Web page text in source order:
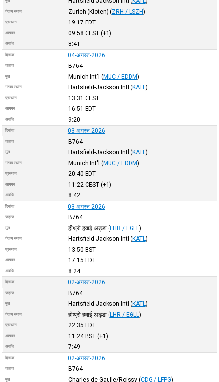
गंतव्य स्थान Zurich (Kloten) (ZRH / LSZH)
प्रस्थान 19:17 EDT
आगमन 09:58 CEST(+1)
अवधि 8:41
दिनांक 04-अगस्त-2026
जहाज B764
मूल Munich Int'l (MUC / EDDM)
गंतव्य स्थान Hartsfield-Jackson Intl (KATL )
प्रस्थान 13:31 CEST
आगमन 16:51 EDT
अवधि 9:20
दिनांक 03-अगस्त-2026
जहाज B764
मूल Hartsfield-Jackson Intl (KATL )
गंतव्य स्थान Munich Int'l (MUC / EDDM)
प्रस्थान 20:40 EDT
आगमन 11:22 CEST(+1)
अवधि 8:42
दिनांक 03-अगस्त-2026
जहाज B764
मूल हीथ्रो हवाई अड्डा (LHR / EGLL )
गंतव्य स्थान Hartsfield-Jackson Intl (KATL )
प्रस्थान 13:50 BST
आगमन 17:15 EDT
अवधि 8:24
दिनांक 02-अगस्त-2026
जहाज B764
मूल Hartsfield-Jackson Intl (KATL )
गंतव्य स्थान हीथ्रो हवाई अड्डा (LHR / EGLL )
प्रस्थान 22:35 EDT
आगमन 11:24BST(+1)
अवधि 7:49
दिनांक 02-अगस्त-2026
जहाज B764
मूल Charles de Gaulle/Roissy (CDG / LFPG)